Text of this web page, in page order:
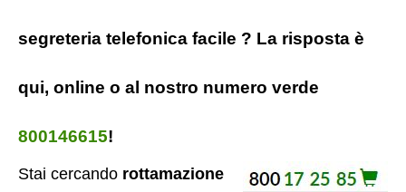
segreteria telefonica facile ? La risposta è
qui, online o al nostro numero verde
800146615!
Stai cercando rottamazione